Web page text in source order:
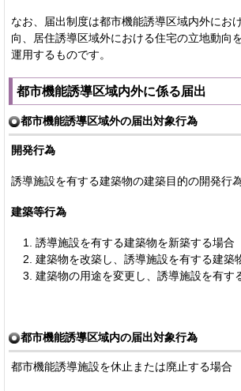
なお、届出制度は都市機能誘導区域内外にお
向、居住誘導区域外における住宅の立地動向
運用するものです。
都市機能誘導区域内外に係る届出
都市機能誘導区域外の届出対象行為
開発行為
誘導施設を有する建築物の建築目的の開発行
建築等行為
誘導施設を有する建築物を新築する場合
建築物を改築し、誘導施設を有する建築
建築物の用途を変更し、誘導施設を有す
都市機能誘導区域内の届出対象行為
都市機能誘導施設を休止または廃止する場合